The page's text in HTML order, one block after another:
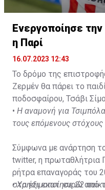
Ενεργοποίησε
η Παρί
16.07.2023 12:43
Το δρόμο της
Ζερμέν θα πάρει το
ποδοσφαίρου, Τσάβι
• Η αναμονή για
τους επόμενους στόχους
Σύμφωνα με ανάρτηση
twitter, η πρωταθλήτρια
ρήτρα επαναγοράς του
στα έξι εκατ. ευρώ από
•Χρησιμοποίησε 22